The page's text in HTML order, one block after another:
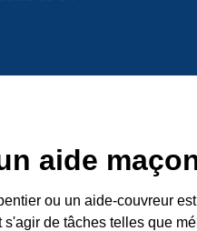
aide
ou un aide-couvreur
de tâches telles que